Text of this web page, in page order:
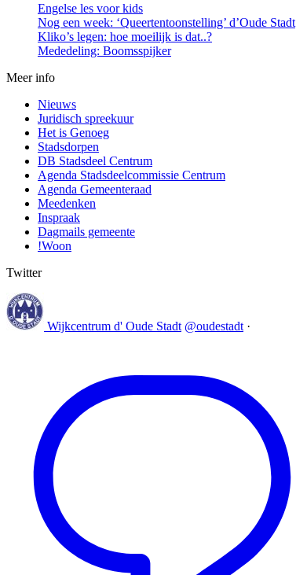
Engelse les voor kids
Nog een week: ‘Queertentoonstelling’ d’Oude Stadt
Kliko’s legen: hoe moeilijk is dat..?
Mededeling: Boomsspijker
Meer info
Nieuws
Juridisch spreekuur
Het is Genoeg
Stadsdorpen
DB Stadsdeel Centrum
Agenda Stadsdeelcommissie Centrum
Agenda Gemeenteraad
Meedenken
Inspraak
Dagmails gemeente
!Woon
Twitter
Wijkcentrum d' Oude Stadt @oudestadt ·